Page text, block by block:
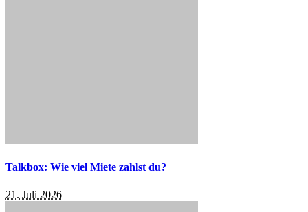
Talkbox: Wie viel Miete zahlst du?
21. Juli 2026